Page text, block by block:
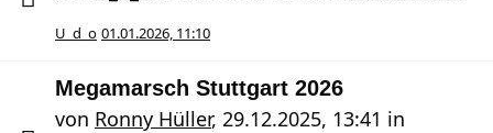
U_d_o 01.01.2026, 11:10
Megamarsch Stuttgart 2026
von Ronny Hüller, 29.12.2025, 13:41 in